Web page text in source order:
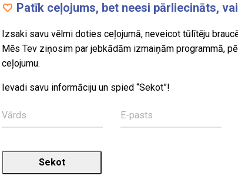
Patīk ceļojums, bet neesi pārliecināts,
Izsaki savu vēlmi doties ceļojumā, neveicot tūlītēju
Mēs Tev ziņosim par jebkādām izmaiņām programmā,
ceļojumu.
Ievadi savu informāciju un spied “Sekot”!